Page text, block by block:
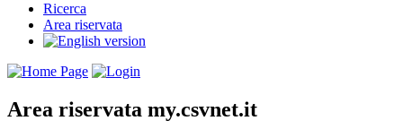
Ricerca
Area riservata
Area riservata my.csvnet.it